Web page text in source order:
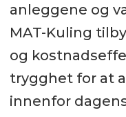
anleggene og
MAT-Kuling
og
trygghet for at
innenfor